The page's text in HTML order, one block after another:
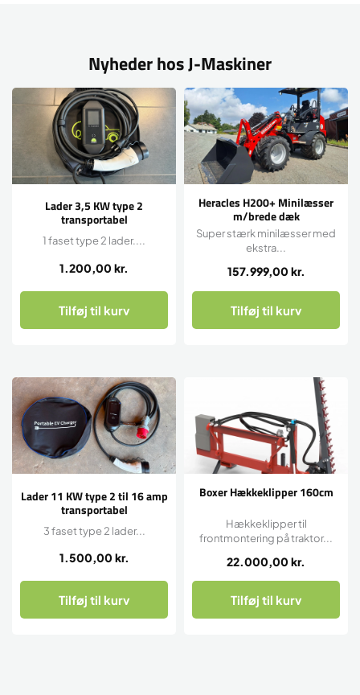
Nyheder hos J-Maskiner
Lader 3,5 KW type 2
transportabel
1.200,00 kr.
1 faset type 2 lader....
Tilføj til kurv
Heracles H200+ Minilæsser
m/brede dæk
157.999,00 kr.
Super stærk minilæsser med
ekstra...
Tilføj til kurv
Lader 11 KW type 2 til 16 amp
transportabel
1.500,00 kr.
3 faset type 2 lader...
Tilføj til kurv
Boxer Hækkeklipper 160cm
22.000,00 kr.
Hækkeklipper til
frontmontering på traktor...
Tilføj til kurv